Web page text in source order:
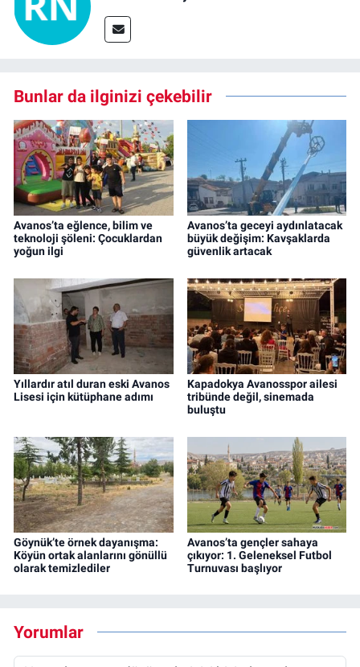
Bunlar da ilginizi çekebilir
Avanos’ta eğlence, bilim ve
teknoloji şöleni: Çocuklardan
yoğun ilgi
Avanos’ta geceyi aydınlatacak
büyük değişim: Kavşaklarda
güvenlik artacak
Yıllardır atıl duran eski Avanos
Lisesi için kütüphane adımı
Kapadokya Avanosspor ailesi
tribünde değil, sinemada
buluştu
Göynük’te örnek dayanışma:
Köyün ortak alanlarını gönüllü
olarak temizlediler
Avanos’ta gençler sahaya
çıkıyor: 1. Geleneksel Futbol
Turnuvası başlıyor
Yorumlar